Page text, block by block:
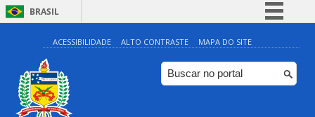
BRASIL
Simplifique!
Comunica BR
Participe
ACESSIBILIDADE ALTO CONTRASTE MAPA DO SITE